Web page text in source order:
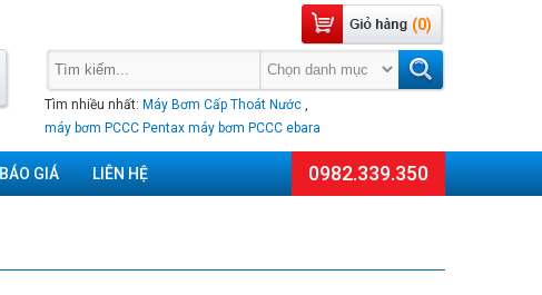
(0)
Tìm nhiều nhất: Máy Bơm Cấp Thoát Nước ,
máy bơm PCCC Pentax máy bơm PCCC ebara
BÁO GIÁ LIÊN HỆ 0982.339.350